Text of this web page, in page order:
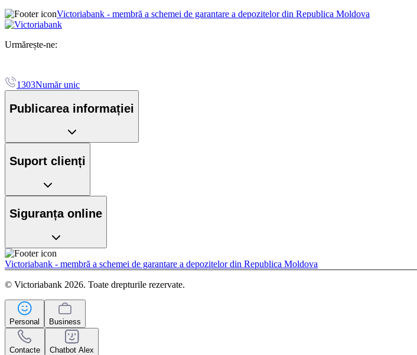
Victoriabank - membră a schemei de garantare a depozitelor din Republica Moldova
Urmărește-ne:
1303Număr unic
Publicarea informației
Suport clienți
Siguranța online
Victoriabank - membră a schemei de garantare a depozitelor din Republica Moldova
© Victoriabank 2026. Toate drepturile rezervate.
Personal Business
Contacte Chatbot Alex